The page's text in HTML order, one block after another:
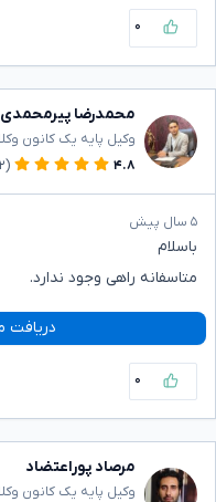
۰
محمدرضا پیرمحمدی
وکیل پایه یک کانون
۴.۸
(۱۲)
۵ سال پیش
باسلام
متاسفانه راهی وجود ندارد.
دریافت
۰
مرصاد پوراعتضاد
وکیل پایه یک کانون